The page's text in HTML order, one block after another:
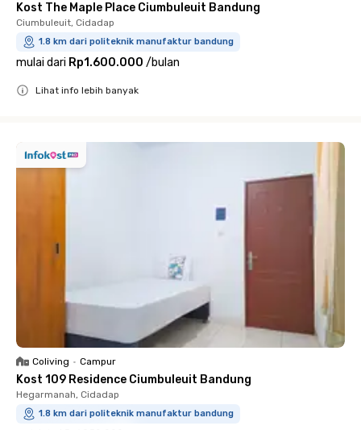
Kost The Maple Place Ciumbuleuit Bandung
Ciumbuleuit, Cidadap
1.8 km dari politeknik manufaktur bandung
mulai dari Rp1.600.000 /bulan
Lihat info lebih banyak
Coliving • Campur
Kost 109 Residence Ciumbuleuit Bandung
Hegarmanah, Cidadap
1.8 km dari politeknik manufaktur bandung